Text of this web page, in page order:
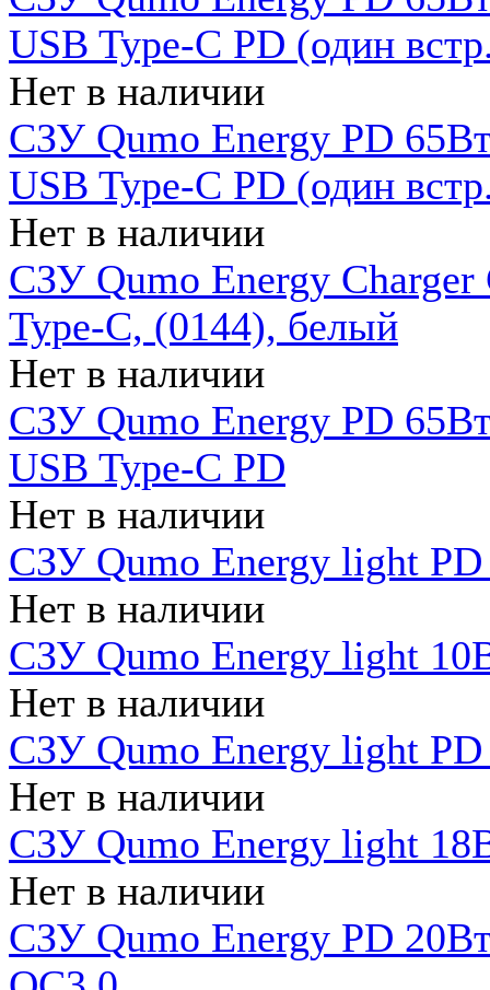
USB Type-C PD (один
Нет в наличии
СЗУ Qumo Energy PD
USB Type-C PD (один
Нет в наличии
СЗУ Qumo Energy
Type-C, (0144), белый
Нет в наличии
СЗУ Qumo Energy PD
USB Type-C PD
Нет в наличии
СЗУ Qumo Energy light
Нет в наличии
СЗУ Qumo Energy light
Нет в наличии
СЗУ Qumo Energy light
Нет в наличии
СЗУ Qumo Energy light
Нет в наличии
СЗУ Qumo Energy PD